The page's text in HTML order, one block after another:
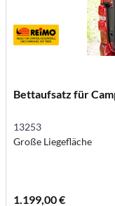
Bettaufsatz für
13253
Große Liegefläche
1.199,00 €